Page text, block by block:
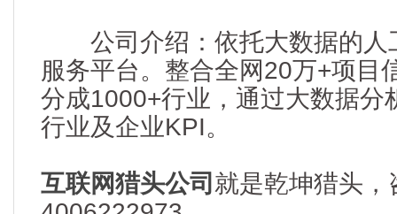
公司介绍：依托大数据的人
服务平台。整合全网20万+项目
分成1000+行业，通过大数据分
行业及企业KPI。
互联网猎头公司 就是乾坤猎头，